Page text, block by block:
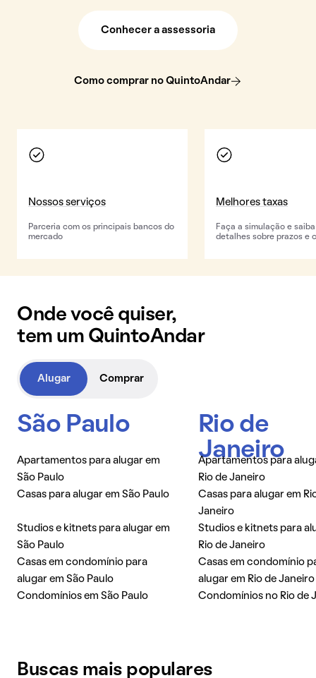
Conhecer a assessoria
Como comprar no QuintoAndar
Parceria com os principais bancos do
mercado
Nossos serviços
Faça a simulação e
detalhes sobre prazos e
Melhores taxas
Onde você quiser,
tem um QuintoAndar
Alugar Comprar
São Paulo
Apartamentos para alugar em
São Paulo
Casas para alugar em São Paulo
Studios e kitnets para alugar em
São Paulo
Casas em condomínio para
alugar em São Paulo
Condomínios em São Paulo
Rio de
Janeiro
Apartamentos para
Rio de Janeiro
Casas para alugar em
Janeiro
Studios e kitnets para
Rio de Janeiro
Casas em condomínio
alugar em Rio de Janeiro
Condomínios no Rio de
Buscas mais populares